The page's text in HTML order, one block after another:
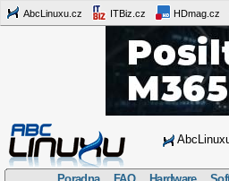
AbcLinuxu.cz ITBiz.cz HDmag.cz